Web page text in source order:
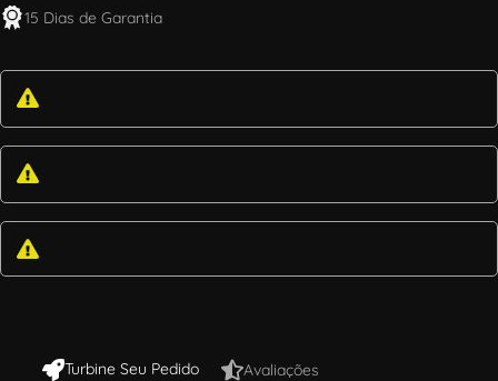
15 Dias de Garantia
Turbine Seu Pedido Avaliações